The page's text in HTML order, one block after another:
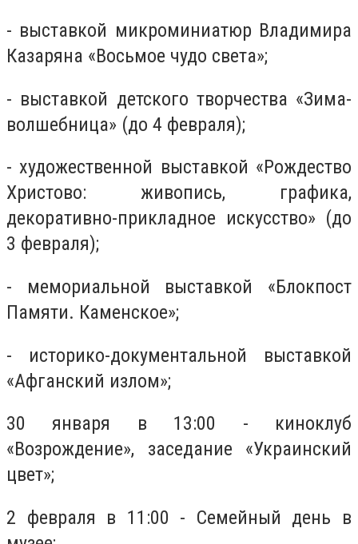
- выставкой микроминиатюр Владимира
Казаряна «Восьмое чудо света»;
- выставкой детского творчества «Зима-
волшебница» (до 4 февраля);
- художественной выставкой «Рождество
Христово: живопись, графика,
декоративно-прикладное искусство» (до
3 февраля);
- мемориальной выставкой «Блокпост
Памяти. Каменское»;
- историко-документальной выставкой
«Афганский излом»;
30 января в 13:00 - киноклуб
«Возрождение», заседание «Украинский
цвет»;
2 февраля в 11:00 - Семейный день в